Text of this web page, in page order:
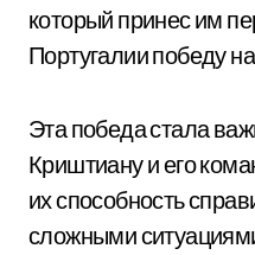
который принес им
Португалии победу
Эта победа стала
Криштиану и его
их способность
сложными